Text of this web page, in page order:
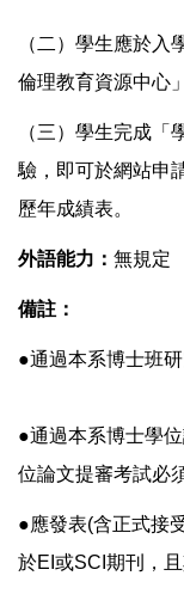
（二）學生應於
倫理教育資源中心
（三）學生完成「
驗，即可於網站申
歷年成績表。
外語能力： 無規定
備註：
●通過本系博士班
●通過本系博士學
位論文提審考試必
●應發表(含正式接
於EI或SCI期刊，